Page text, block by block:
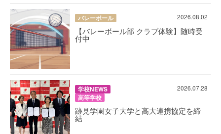
バレーボール 2026.08.02
【バレーボール部 クラブ体験】随時受
付中
学校NEWS
高等学校
2026.07.28
跡見学園女子大学と高大連携協定を締
結